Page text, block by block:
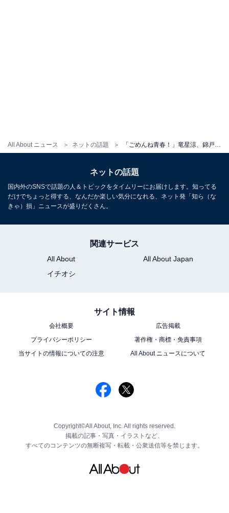
All About ニュース ネットの話題
ネットの話題
国内外のSNSで話題の人＆トピックをタイムリーにお届けします。知ってる
だけでちょっと得する、なんだか楽しい気分になれる、ネット発「知ら（な
きゃ）損」ニュースが盛りだくさん。
関連サービス
All About
All About Japan
イチオシ
サイト情報
会社概要
広告掲載
プライバシーポリシー
著作権・商標・免責事項
当サイトの情報についての注意
All About ニュースについて
Copyright©All About, Inc. All rights reserved.
掲載の記事・写真・イラストなど、
すべてのコンテンツの無断複写・転載・公衆送信等を禁じます。